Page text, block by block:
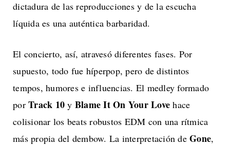
dictadura de las reproducciones y de la escucha
líquida es una auténtica barbaridad.
El concierto, así, atravesó diferentes fases. Por
supuesto, todo fue híperpop, pero de distintos
tempos, humores e influencias. El medley formado
por Track 10 y Blame It On Your Love hace
colisionar los beats robustos EDM con una rítmica
más propia del dembow. La interpretación de Gone,